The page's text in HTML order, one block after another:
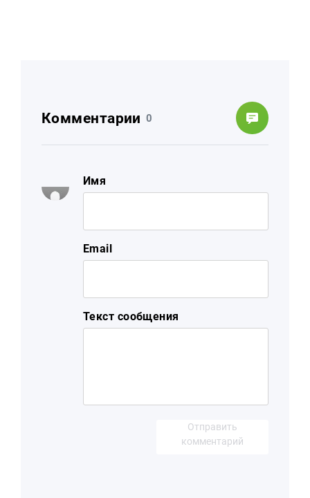
Комментарии 0
Имя
Email
Текст сообщения
Отправить
комментарий